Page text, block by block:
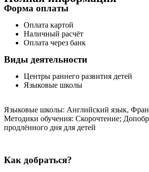
Форма оплаты
Оплата картой
Наличный расчёт
Оплата через банк
Виды деятельности
Центры раннего развития детей
Языковые школы
Языковые школы: Английский язык,
Методики обучения: Скорочтение;
продлённого дня для детей
Как добраться?